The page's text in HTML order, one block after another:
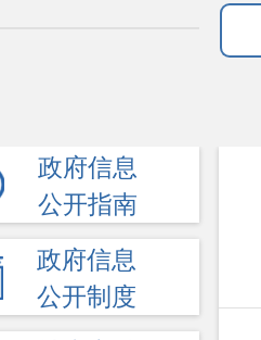
政府信息
公开指南
政府信息
公开制度